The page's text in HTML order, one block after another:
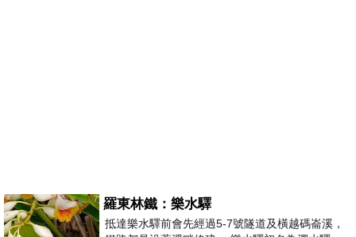
羅東林鐵：樂水驛
抵達樂水驛前會先經過5-7號隧道及橫越碼崙溪，